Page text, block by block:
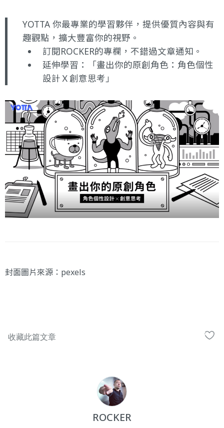
YOTTA 你最專業的學習夥伴，提供優質內容與有
趣觀點，擴大豐富你的視野。
訂閱ROCKER的專欄 ，不錯過文章通知。
延伸學習：
「畫出你的原創角色：角色個性
設計Ｘ創意思考」
封面圖片來源：pexels
ROCKER